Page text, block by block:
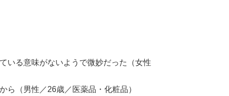
いる意味がないようで微妙だった（女性
ら（男性／26歳／医薬品・化粧品）